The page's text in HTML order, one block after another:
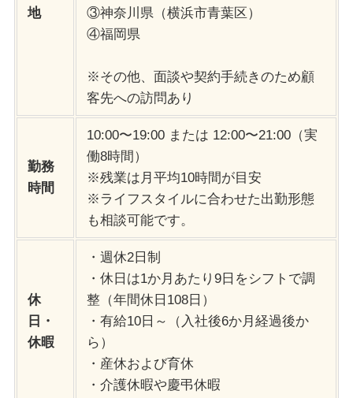
地
③神奈川県（横浜市青葉区）
④福岡県
※その他、面談や契約手続きのため顧
客先への訪問あり
勤務
時間
10:00〜19:00 または 12:00〜21:00（実
働8時間）
※残業は月平均10時間が目安
※ライフスタイルに合わせた出勤形態
も相談可能です。
休
日・
休暇
・週休2日制
・休日は1か月あたり9日をシフトで調
整（年間休日108日）
・有給10日～（入社後6か月経過後か
ら）
・産休および育休
・介護休暇や慶弔休暇